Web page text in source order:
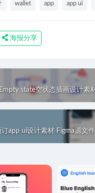
wallet app app ui
海报分享
Empty state空状态插画设计素
订app ui设计素材 Figma源文件